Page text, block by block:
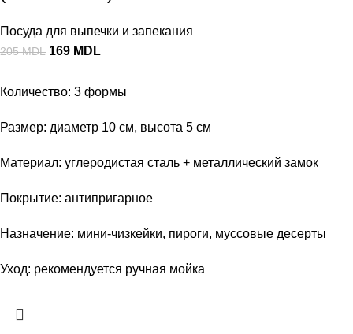
Посуда для выпечки и запекания
205MDL 169 MDL
Количество: 3 формы
Размер: диаметр 10 см, высота 5 см
Материал: углеродистая сталь + металлический замок
Покрытие: антипригарное
Назначение: мини-чизкейки, пироги, муссовые десерты
Уход: рекомендуется ручная мойка